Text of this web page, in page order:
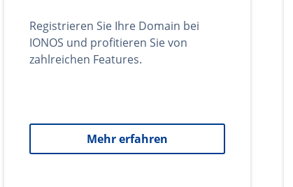
Registrieren Sie Ihre Domain bei
IONOS und profitieren Sie von
zahlreichen Features.
Mehr erfahren